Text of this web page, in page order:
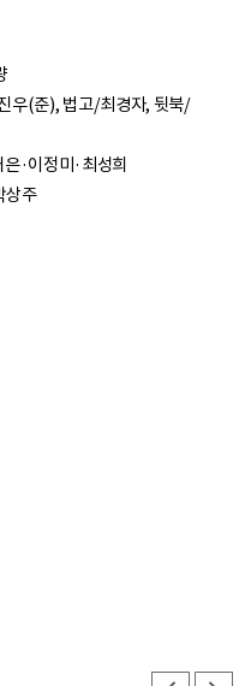
우(준), 법고/최경자, 뒷북/
·이정미·최성희
상주